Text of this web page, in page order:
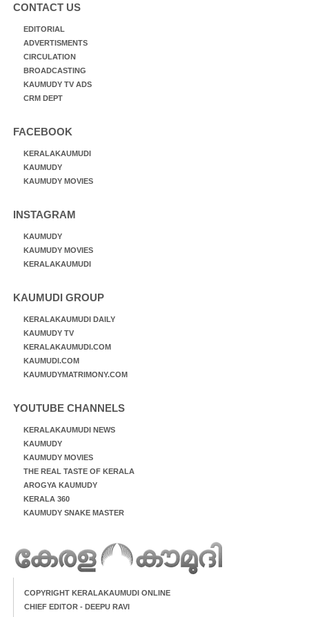
CONTACT US
EDITORIAL
ADVERTISMENTS
CIRCULATION
BROADCASTING
KAUMUDY TV ADS
CRM DEPT
FACEBOOK
KERALAKAUMUDI
KAUMUDY
KAUMUDY MOVIES
INSTAGRAM
KAUMUDY
KAUMUDY MOVIES
KERALAKAUMUDI
KAUMUDI GROUP
KERALAKAUMUDI DAILY
KAUMUDY TV
KERALAKAUMUDI.COM
KAUMUDI.COM
KAUMUDYMATRIMONY.COM
YOUTUBE CHANNELS
KERALAKAUMUDI NEWS
KAUMUDY
KAUMUDY MOVIES
THE REAL TASTE OF KERALA
AROGYA KAUMUDY
KERALA 360
KAUMUDY SNAKE MASTER
COPYRIGHT KERALAKAUMUDI ONLINE
CHIEF EDITOR - DEEPU RAVI